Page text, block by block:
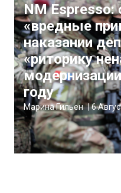
NM Espresso:
«вредные
наказании
«риторику
году
Марина Гильен |6